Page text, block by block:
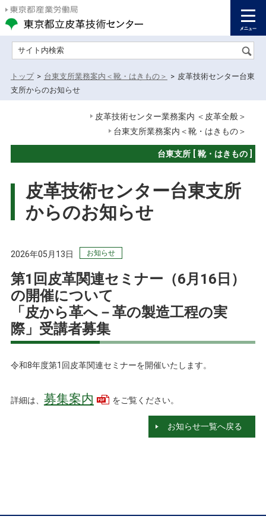
サイト内検索
トップ > 台東支所業務案内＜靴・はきもの＞ > 皮革技術センター台東
支所からのお知らせ
皮革技術センター業務案内 ＜皮革全般＞
台東支所業務案内＜靴・はきもの＞
台東支所 [ 靴・はきもの ]
皮革技術センター台東支所
からのお知らせ
2026年05月13日 お知らせ
第1回皮革関連セミナー（6月16日）
の開催について
「皮から革へ－革の製造工程の実
際」受講者募集
令和8年度第1回皮革関連セミナーを開催いたします。
詳細は、 募集案内 をご覧ください。
お知らせ一覧へ戻る